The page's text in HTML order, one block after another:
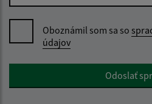
Oboznámil som sa so
údajov
Google reCaptcha ResponseOdoslať